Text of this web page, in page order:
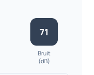
71
Bruit
(dB)